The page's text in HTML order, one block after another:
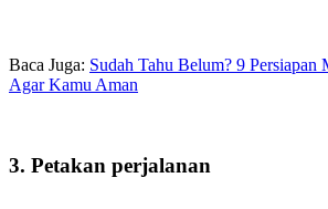
Baca Juga: Sudah Tahu Belum? 9
Agar Kamu Aman
3. Petakan perjalanan